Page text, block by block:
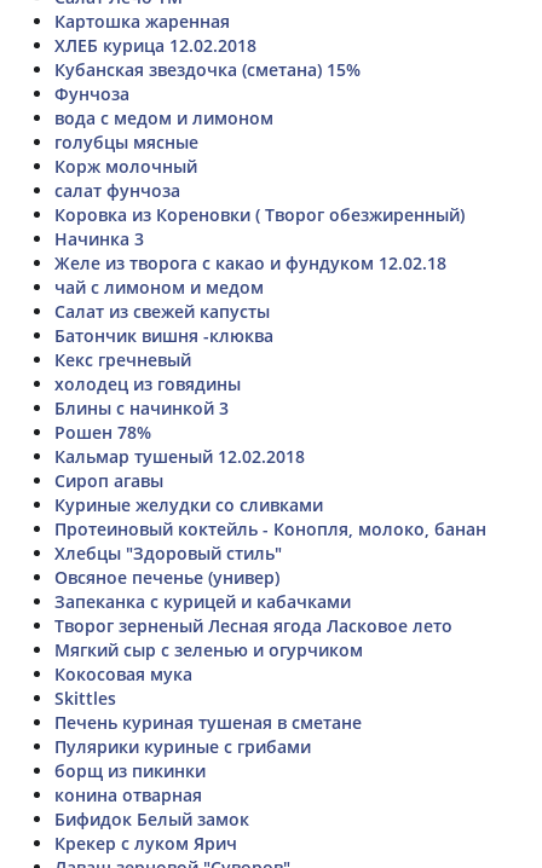
Картошка жаренная
ХЛЕБ курица 12.02.2018
Кубанская звездочка (сметана) 15%
Фунчоза
вода с медом и лимоном
голубцы мясные
Корж молочный
салат фунчоза
Коровка из Кореновки ( Творог обезжиренный)
Начинка 3
Желе из творога с какао и фундуком 12.02.18
чай с лимоном и медом
Салат из свежей капусты
Батончик вишня -клюква
Кекс гречневый
холодец из говядины
Блины с начинкой 3
Рошен 78%
Кальмар тушеный 12.02.2018
Сироп агавы
Куриные желудки со сливками
Протеиновый коктейль - Конопля, молоко, банан
Хлебцы "Здоровый стиль"
Овсяное печенье (универ)
Запеканка с курицей и кабачками
Творог зерненый Лесная ягода Ласковое лето
Мягкий сыр с зеленью и огурчиком
Кокосовая мука
Skittles
Печень куриная тушеная в сметане
Пулярики куриные с грибами
борщ из пикинки
конина отварная
Бифидок Белый замок
Крекер с луком Ярич